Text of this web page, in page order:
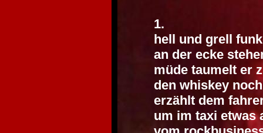
1.
hell und grell
an der ecke
müde taumelt er
den whiskey
erzählt dem
um im taxi etwas